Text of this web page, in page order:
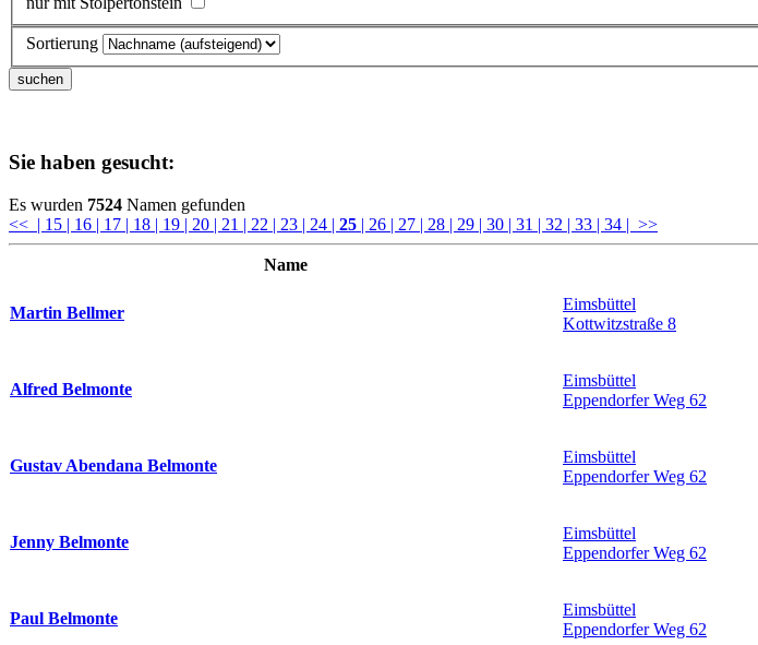
Sortierung
Sie haben gesucht:
Es wurden 7524 Namen gefunden
<< | 15 | 16 | 17 | 18 | 19 | 20 | 21 | 22 | 23 | 24 | 25 | 26 | 27 | 28 | 29 | 30 | 31 | 32 | 33 | 34 | >>
Name
Martin Bellmer
Eimsbüttel
Kottwitzstraße 8
Alfred Belmonte
Eimsbüttel
Eppendorfer Weg 62
Gustav Abendana Belmonte
Eimsbüttel
Eppendorfer Weg 62
Jenny Belmonte
Eimsbüttel
Eppendorfer Weg 62
Paul Belmonte
Eimsbüttel
Eppendorfer Weg 62